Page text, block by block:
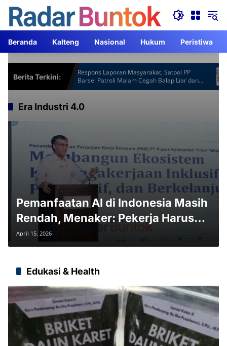
Langsung
konten
Beranda Kalteng Nasional Hukum Peristiwa
Berita Terkini:
Gardu
Respons Laporan Masyarakat, Satpol PP
Barsel Patroli Malam Cegah Balap Liar dan
Knalpot Brong
Era Industri 4.0
Pemanfaatan AI di Indonesia Masih
Rendah, Menaker: Pekerja Harus
Siap Hadapi Perkembangan
Teknologi
April 15, 2026
Edukasi & Health